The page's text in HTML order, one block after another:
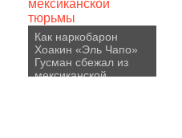
Как наркобарон
Хоакин «Эль Чапо»
Гусман сбежал из
мексиканской